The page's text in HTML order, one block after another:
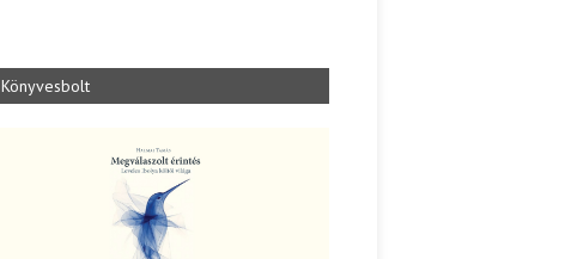
Könyvesbolt